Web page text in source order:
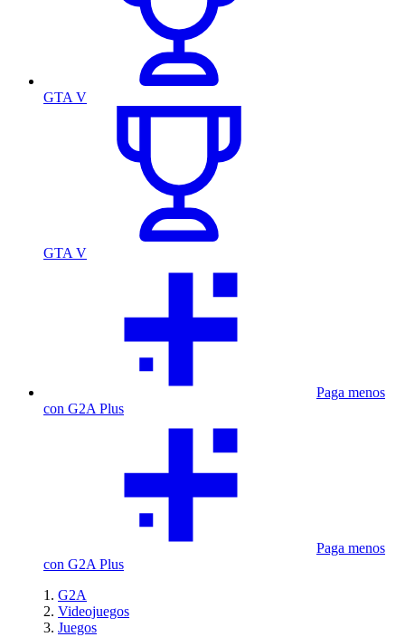
GTA V
GTA V
Paga menos
con G2A Plus
Paga menos
con G2A Plus
G2A
Videojuegos
Juegos